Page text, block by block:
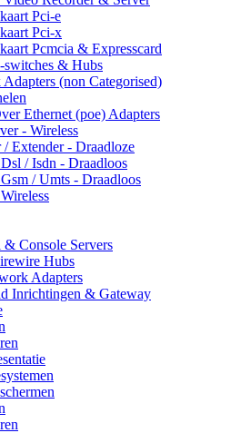
Pci-e
Pci-x
Pcmcia & Expresscard
switches & Hubs
(non Categorised)
Ethernet (poe) Adapters
- Wireless
/ Extender - Draadloze
/ Isdn - Draadloos
/ Umts - Draadloos
& Console Servers
Hubs
Adapters
Inrichtingen & Gateway